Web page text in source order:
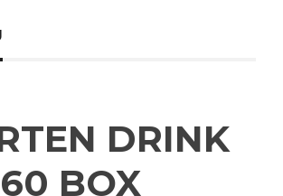
DRINK
BOX